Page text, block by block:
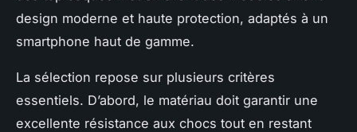
design moderne et haute protection, adaptés à un
smartphone haut de gamme.
La sélection repose sur plusieurs critères
essentiels. D’abord, le matériau doit garantir une
excellente résistance aux chocs tout en restant